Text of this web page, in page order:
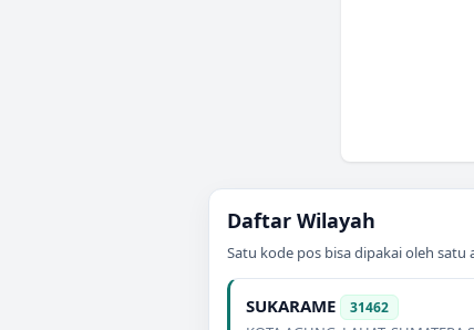
Daftar Wilayah
Satu kode pos bisa dipakai oleh
SUKARAME 31462